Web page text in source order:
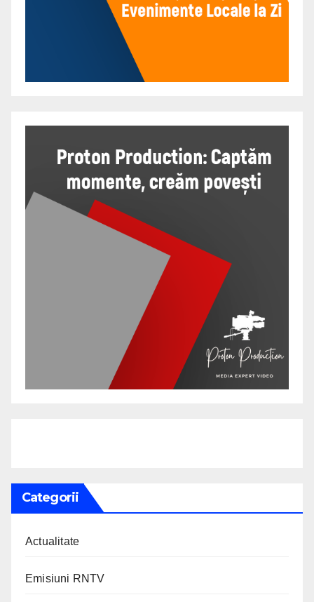
Categorii
Actualitate
Emisiuni RNTV